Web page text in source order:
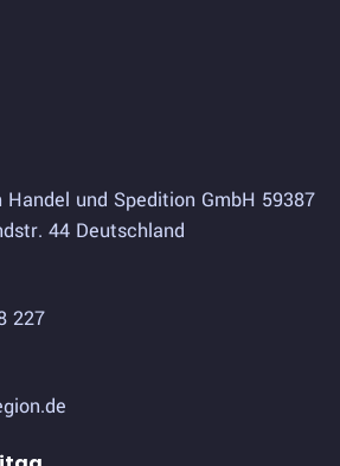
Handel und Spedition GmbH 59387
44 Deutschland
227